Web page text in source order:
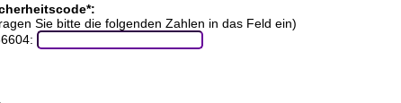
Sie bitte die folgenden Zahlen in das Feld ein)